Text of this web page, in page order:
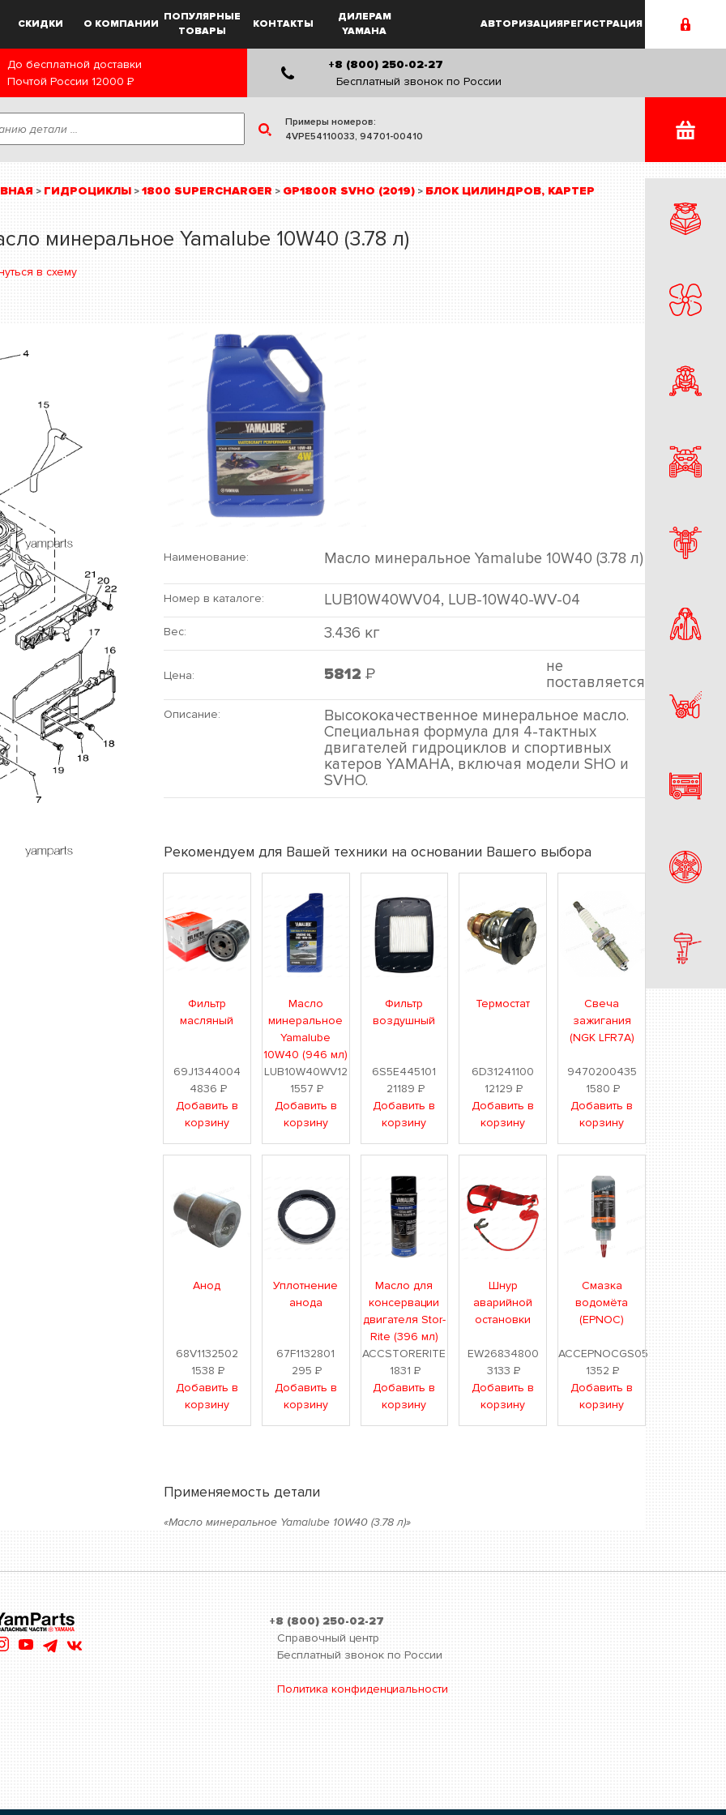
СКИДКИ О КОМПАНИИ
ПОПУЛЯРНЫЕ
ТОВАРЫ
КОНТАКТЫ
ДИЛЕРАМ
YAMAHA
АВТОРИЗАЦИЯРЕГИСТРАЦИЯ
До бесплатной доставки
Почтой России 12000 Р
+8 (800) 250-02-27
Бесплатный звонок по России
Примеры номеров:
4VPE54110033, 94701-00410
> ГИДРОЦИКЛЫ > 1800 SUPERCHARGER > GP1800R SVHO (2019) > БЛОК ЦИЛИНДРОВ, КАРТЕР
минеральное Yamalube 10W40 (3.78 л)
в схему
Наименование: Масло минеральное Yamalube 10W40 (3.78 л)
Номер в каталоге: LUB10W40WV04, LUB-10W40-WV-04
Вес: 3.436 кг
Цена: 5812 Р
не
поставляется
Описание:
Высококачественное минеральное масло.
Специальная формула для 4-тактных
двигателей гидроциклов и спортивных
катеров YAMAHA, включая модели SHO и
SVHO.
Рекомендуем для Вашей техники на основании Вашего выбора
Фильтр
масляный
69J1344004
4836 Р
Добавить в
корзину
Масло
минеральное
Yamalube
10W40 (946 мл)
LUB10W40WV12
1557 Р
Добавить в
корзину
Фильтр
воздушный
6S5E445101
21189 Р
Добавить в
корзину
Термостат
6D31241100
12129Р
Добавить в
корзину
Свеча
зажигания
(NGK LFR7A)
9470200435
1580 Р
Добавить в
корзину
Анод
68V1132502
1538Р
Добавить в
корзину
Уплотнение
анода
67F1132801
295 Р
Добавить в
корзину
Масло для
консервации
двигателя Stor-
Rite (396 мл)
ACCSTORERITE
1831Р
Добавить в
корзину
Шнур
аварийной
остановки
EW26834800
3133Р
Добавить в
корзину
Смазка
водомёта
(EPNOC)
ACCEPNOCGS05
1352Р
Добавить в
корзину
Применяемость детали
«Масло минеральное Yamalube 10W40 (3.78 л)»
+8 (800) 250-02-27
Справочный центр
Бесплатный звонок по России
Политика конфиденциальности